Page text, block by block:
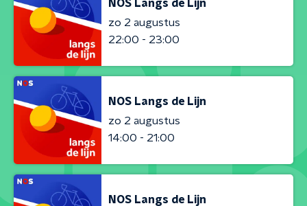
NOS Langs de Lijn
zo 2 augustus
22:00 - 23:00
NOS Langs de Lijn
zo 2 augustus
14:00 - 21:00
NOS Langs de Lijn